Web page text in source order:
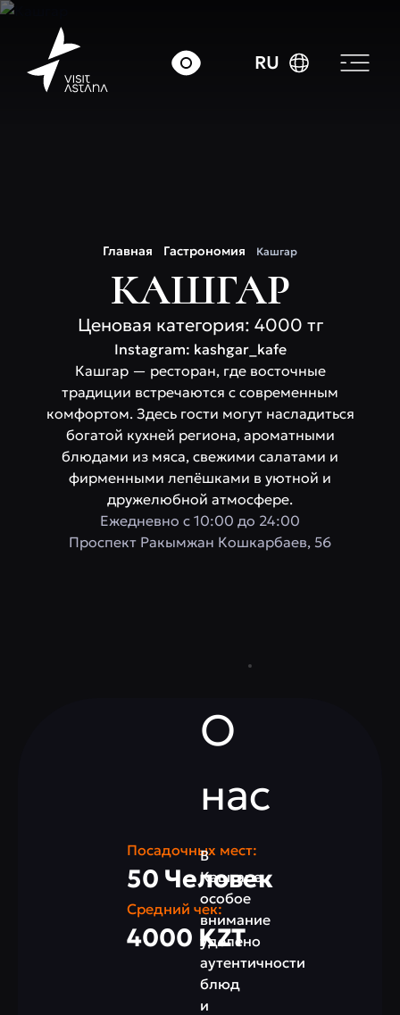
RU
Главная Гастрономия Кашгар
КАШГАР
Ценовая категория: 4000 тг
Instagram: kashgar_kafe
Кашгар — ресторан, где восточные
традиции встречаются с современным
комфортом. Здесь гости могут насладиться
богатой кухней региона, ароматными
блюдами из мяса, свежими салатами и
фирменными лепёшками в уютной и
дружелюбной атмосфере.
Ежедневно с 10:00 до 24:00
​Проспект Ракымжан Кошкарбаев, 56
О
нас
В
Кашгаре
особое
внимание
уделено
аутентичности
блюд
и
Посадочных мест:
50 Человек
Средний чек:
4000 KZT